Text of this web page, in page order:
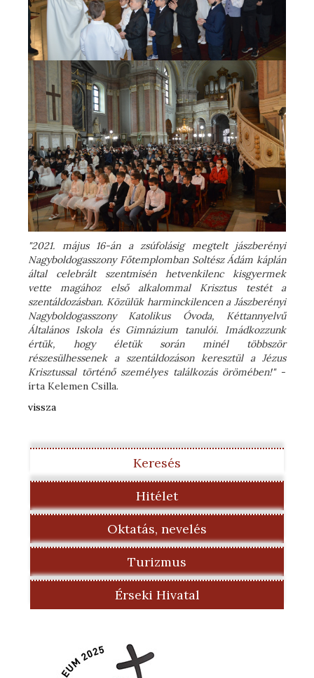
"2021. május 16-án a zsúfolásig megtelt jászberényi
Nagyboldogasszony Főtemplomban Soltész Ádám káplán
által celebrált szentmisén hetvenkilenc kisgyermek
vette magához első alkalommal Krisztus testét a
szentáldozásban. Közülük harminckilencen a Jászberényi
Nagyboldogasszony Katolikus Óvoda, Kéttannyelvű
Általános Iskola és Gimnázium tanulói. Imádkozzunk
értük, hogy életük során minél többször
részesülhessenek a szentáldozáson keresztül a Jézus
Krisztussal történő személyes találkozás örömében!"-
írta Kelemen Csilla.
vissza
Keresés
Hitélet
Oktatás, nevelés
Turizmus
Érseki Hivatal